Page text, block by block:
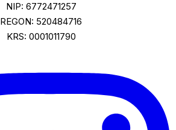
NIP: 6772471257
REGON: 520484716
KRS: 0001011790